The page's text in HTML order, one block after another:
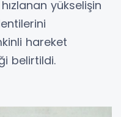
yükselişin
hareket
belirtildi.